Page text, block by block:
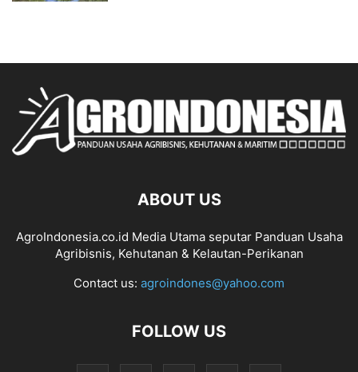
ABOUT US
AgroIndonesia.co.id Media Utama seputar Panduan Usaha
Agribisnis, Kehutanan & Kelautan-Perikanan
Contact us: agroindones@yahoo.com
FOLLOW US